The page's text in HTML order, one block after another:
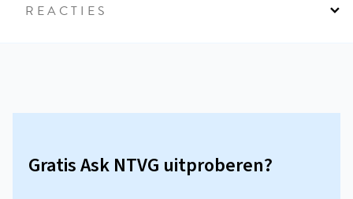
REACTIES
Gratis Ask NTVG uitproberen?